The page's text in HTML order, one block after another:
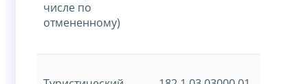
числе по
отмененному)